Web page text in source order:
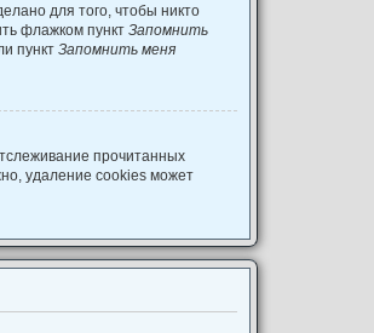
для того, чтобы никто
флажком пункт Запомнить
пункт Запомнить меня
прочитанных
удаление cookies может